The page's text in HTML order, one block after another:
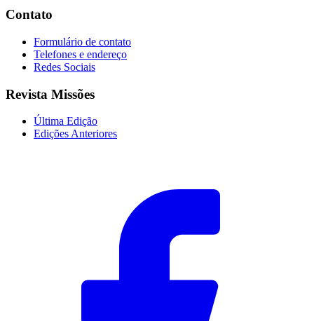
Contato
Formulário de contato
Telefones e endereço
Redes Sociais
Revista Missões
Última Edição
Edições Anteriores